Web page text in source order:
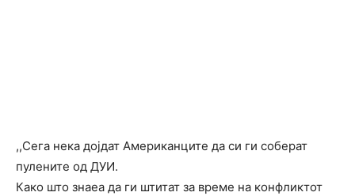
,,Сега нека дојдат Американците да си ги соберат
пулените од ДУИ.
Како што знаеа да ги штитат за време на конфликтот